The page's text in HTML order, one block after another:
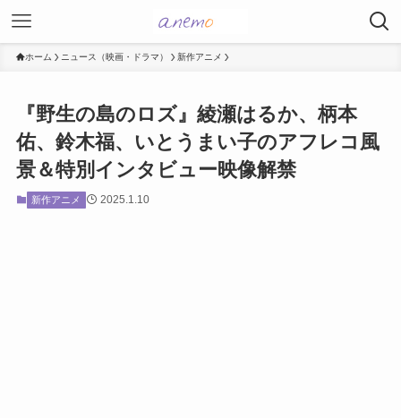
ホーム ニュース（映画・ドラマ） 新作アニメ
『野生の島のロズ』綾瀬はるか、柄本
佑、鈴木福、いとうまい子のアフレコ風
景＆特別インタビュー映像解禁
新作アニメ 2025.1.10